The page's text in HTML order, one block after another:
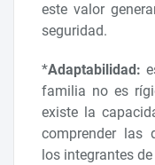
este valor
seguridad.
*Adaptabilidad:
familia no es
existe la
comprender las
los integrantes